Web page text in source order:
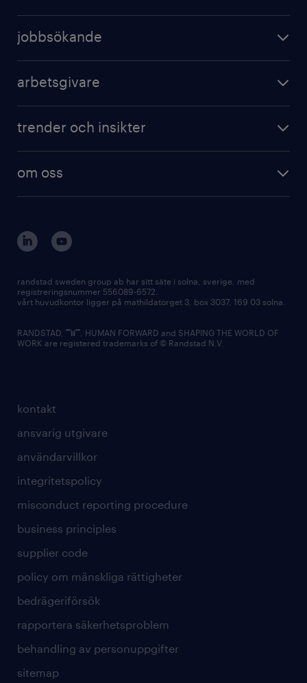
jobbsökande
arbetsgivare
trender och insikter
om oss
kontakt
ansvarig utgivare
användarvillkor
integritetspolicy
misconduct reporting procedure
business principles
supplier code
policy om mänskliga rättigheter
bedrägeriförsök
rapportera säkerhetsproblem
behandling av personuppgifter
sitemap
randstad sweden group ab har sitt säte i solna, sverige, med
registreringsnummer 556089-6572.
vårt huvudkontor ligger på mathildatorget 3, box 3037, 169 03 solna.
RANDSTAD,
, HUMAN FORWARD and SHAPING THE WORLD OF
WORK are registered trademarks of © Randstad N.V.